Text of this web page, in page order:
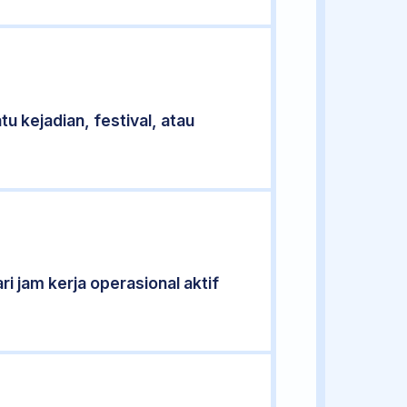
kejadian, festival, atau
jam kerja operasional aktif